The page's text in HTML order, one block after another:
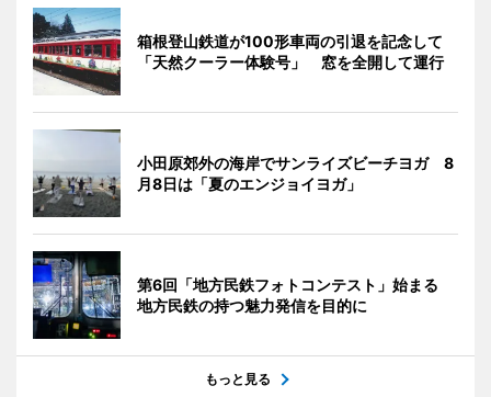
箱根登山鉄道が100形車両の引退を記念して
「天然クーラー体験号」 窓を全開して運行
小田原郊外の海岸でサンライズビーチヨガ 8
月8日は「夏のエンジョイヨガ」
第6回「地方民鉄フォトコンテスト」始まる
地方民鉄の持つ魅力発信を目的に
もっと見る